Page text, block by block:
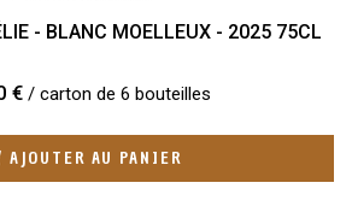
- BLANC MOELLEUX - 2025 75CL
€/ carton de 6 bouteilles
AJOUTER AU PANIER